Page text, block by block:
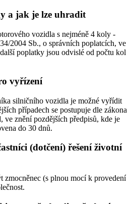
a jak je lze uhradit
vozidla s nejméně 4 koly -
2004 Sb., o správních poplatcích, ve
poplatky jsou odvislé od počtu kol
vyřízení
silničního vozidla je možné vyřídit
případech se postupuje dle zákona
ve znění pozdějších předpisů, kde je
do 30 dnů.
(dotčení) řešení životní
zmocněnec (s plnou mocí k provedení